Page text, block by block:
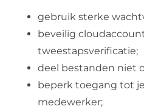
gebruik sterke
beveilig
tweestapsverificatie;
deel bestanden niet
beperk toegang tot
medewerker;